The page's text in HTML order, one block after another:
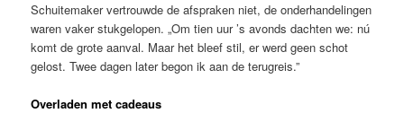
Schuitemaker vertrouwde de afspraken niet, de onderhandelingen
waren vaker stukgelopen. „Om tien uur ’s avonds dachten we: nú
komt de grote aanval. Maar het bleef stil, er werd geen schot
gelost. Twee dagen later begon ik aan de terugreis.”
Overladen met cadeaus